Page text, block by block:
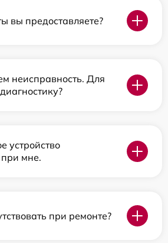
вы предоставляете?
неисправность. Для
устройство
мне.
при ремонте?